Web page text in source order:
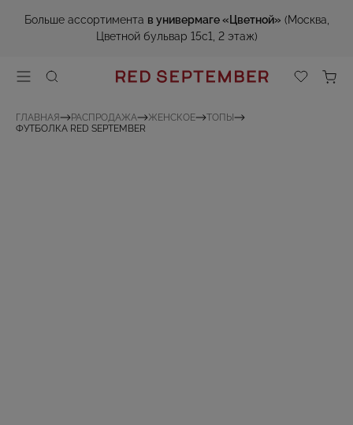
Больше ассортимента в универмаге «Цветной» (Москва,
Цветной бульвар 15с1, 2 этаж)
ГЛАВНАЯ РАСПРОДАЖА ЖЕНСКОЕ
ТОПЫ
ФУТБОЛКА RED SEPTEMBER